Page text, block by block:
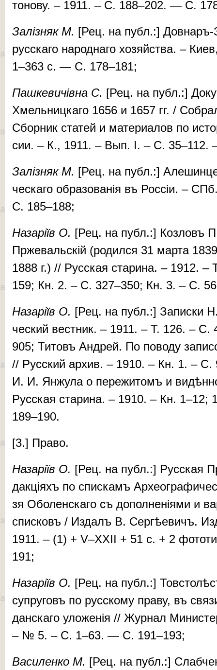
то­но­ву. – 1911. – С. 188–202. — С.
За­ліз­няк М. [Рец. на публ.:] Дов­наръ-
рус­ска­го на­­род­на­го хо­зяй­ства. –
1–363 c. — С. 178–181;
Паш­ке­ви­чів­на С. [Рец. на публ.:]
Хмель­ниц­ка­го 1656 и 1657 гг. /
Сбор­ник ста­­тей и ма­те­ри­а­лов по
сии. – К., 1911. – Вып. I. – C.
За­ліз­няк М. [Рец. на публ.:]
чес­ка­го об­ра­зо­ва­нія въ Рос­сіи. –
С. 185–188;
На­за­рі­їв О. [Рец. на публ.:] Коз­ловъ
Прже­валь­скій (ро­дил­ся 31 мар­та
1888 г.) // Русская стари­на. – 1912. –
159; Кн. 2. – C. 327–350; Кн. 3. – C.
На­за­рі­їв О. [Рец. на публ.:] За­пис­ки
чес­кий вестник. – 1911. – T. 126. –
905; Ти­товъ Ан­дрей. По по­во­ду
// Русский архив. – 1910. – Кн. 1. – С.
И. И. Ян­жу­ла о пе­ре­жи­томъ и
Рус­ская старина. – 1910. – Кн.
189–190.
[3.] Пра­во.
На­за­ріїв О. [Рец. на публ.:] Рус­­ская
дак­ці­яхъ по спис­камъ
зя Обо­лен­ска­го съ до­пол­не­нія­ми и
спис­ковъ / Из­далъ В. Сер­гѣе­вичъ.
1911. – (1) + V–XXII + 51 c. + 2
191;
На­за­ріїв О. [Рец. на публ.:]
суп­ру­говъ по рус­ско­му пра­ву, въ
дан­ска­го уло­же­нія // Жур­нал
– № 5. – C. 1–63. — С. 191–193;
Ва­си­лен­ко М. [Рец. на публ.:]